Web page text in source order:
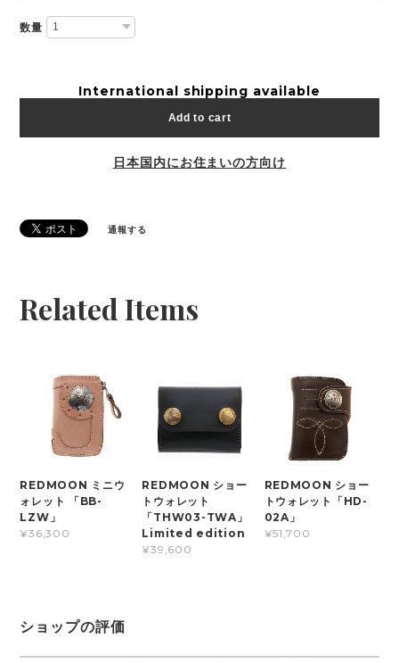
数量
International shipping available
Add to cart
日本国内にお住まいの方向け
通報する
Related Items
REDMOON ミニウ
ォレット 「BB-
LZW」
¥36,300
REDMOON ショー
トウォレット
「THW03-TWA」
Limited edition
¥39,600
REDMOON ショー
トウォレット「HD-
02A」
¥51,700
ショップの評価